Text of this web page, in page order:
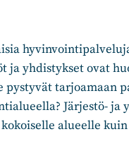
yhdistykset ovat
pystyvät tarjoamaan
Järjestö- ja
alueelle